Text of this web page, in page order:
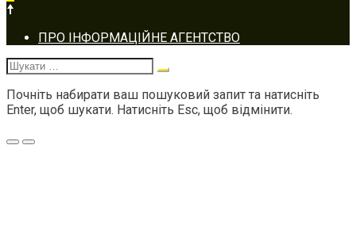
Footer
navigation
ПРО ІНФОРМАЦІЙНЕ АГЕНТСТВО
Шукати:
Почніть набирати ваш пошуковий запит та натисніть
Enter, щоб шукати. Натисніть Esc, щоб відмінити.
Меню